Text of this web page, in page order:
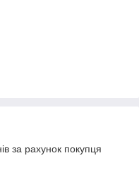
за рахунок покупця